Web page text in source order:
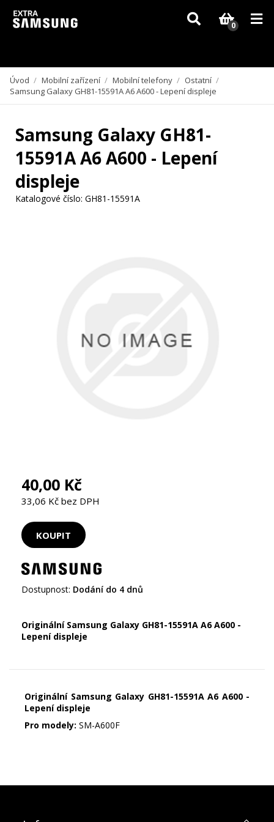
Vzhledem k aktuální situaci se může dodání dílů, které nejsou skladem,
zpozdit. Děkujeme za pochopení.
0
Úvod / Mobilní zařízení / Mobilní telefony / Ostatní /
Samsung Galaxy GH81-15591A A6 A600 - Lepení displeje
Samsung Galaxy GH81-
15591A A6 A600 - Lepení
displeje
Katalogové číslo: GH81-15591A
40,00 Kč
33,06 Kč bez DPH
Dostupnost: Dodání do 4 dnů
Originální Samsung Galaxy GH81-15591A A6 A600 -
Lepení displeje
Originální Samsung Galaxy GH81-15591A A6 A600 -
Lepení displeje
Pro modely: SM-A600F